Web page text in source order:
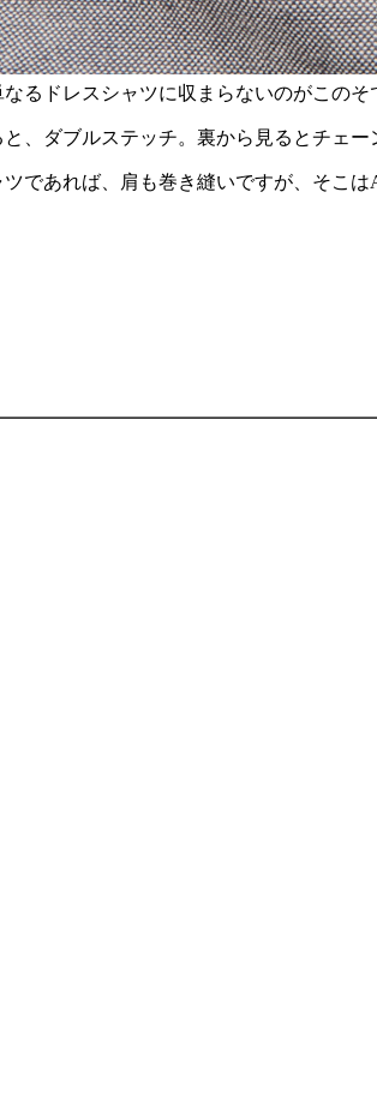
るドレスシャツに収まらないのがこのそ
、ダブルステッチ。裏から見るとチェ
ツであれば、肩も巻き縫いですが、そこ